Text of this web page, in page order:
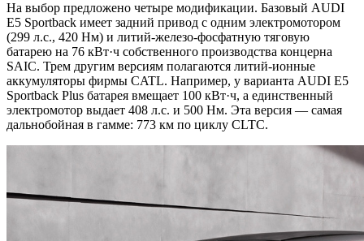
На выбор предложено четыре модификации. Базовый AUDI
E5 Sportback имеет задний привод с одним электромотором
(299 л.с., 420 Нм) и литий-железо-фосфатную тяговую
батарею на 76 кВт·ч собственного производства концерна
SAIC. Трем другим версиям полагаются литий-ионные
аккумуляторы фирмы CATL. Например, у варианта AUDI E5
Sportback Plus батарея вмещает 100 кВт·ч, а единственный
электромотор выдает 408 л.с. и 500 Нм. Эта версия — самая
дальнобойная в гамме: 773 км по циклу CLTC.